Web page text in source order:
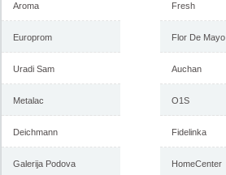
Aroma
Europrom
Uradi Sam
Metalac
Deichmann
Galerija Podova
Fresh
Flor De Mayo
Auchan
O1S
Fidelinka
HomeCenter